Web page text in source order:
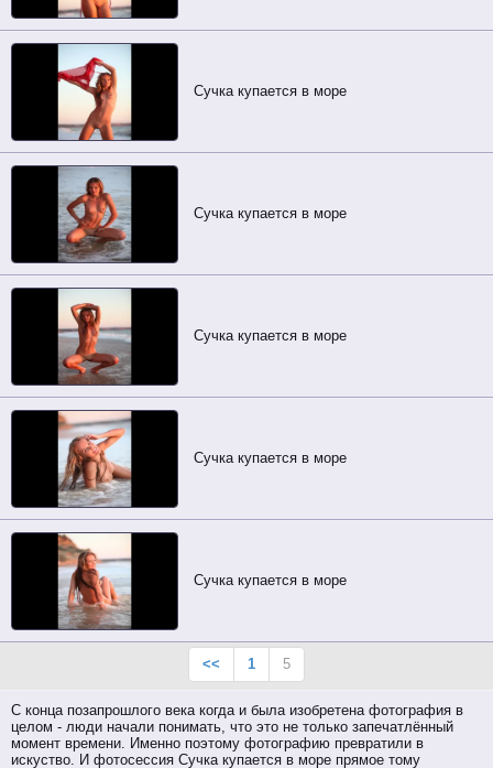
Сучка купается в море
Сучка купается в море
Сучка купается в море
Сучка купается в море
Сучка купается в море
<< 1 5
С конца позапрошлого века когда и была изобретена фотография в
целом - люди начали понимать, что это не только запечатлённый
момент времени. Именно поэтому фотографию превратили в
искуство. И фотосессия Сучка купается в море прямое тому